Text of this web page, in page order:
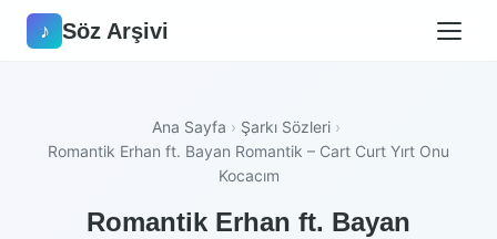
♪ Söz Arşivi
Ana Sayfa › Şarkı Sözleri ›
Romantik Erhan ft. Bayan Romantik – Cart Curt Yırt Onu
Kocacım
Romantik Erhan ft. Bayan